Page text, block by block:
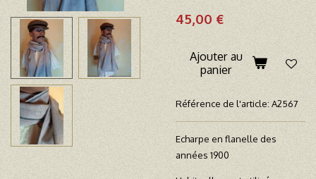
45,00 €
Ajouter au
panier
Référence de l'article: A2567
Echarpe en flanelle des
années 1900